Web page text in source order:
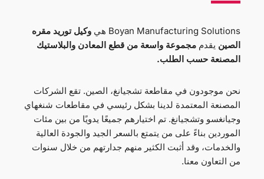
Boyan Manufacturing Solutions هي
وكيل توريد مقره
الصين يقدم مجموعة واسعة من قطع المعادن والبلاستيك
المصنعة حسب الطلب.
نحن موجودون في مقاطعة تشجيانغ، الصين. تقع الشركات
المصنعة المعتمدة لدينا بشكل رئيسي في مقاطعات شنغهاي
وجيانغسو وتشجيانغ. تم اختيارهم جميعًا يدويًا من بين مئات
الموردين بناءً على من يتمتع بالسعر الجيد والجودة العالية
والخدمات، وقد أثبت الكثير منهم جدارتهم من خلال سنوات
من التعاون معنا.